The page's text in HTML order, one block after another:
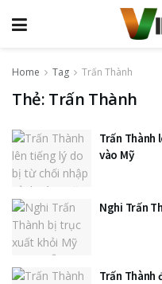
Home Tag Trấn Thành
Thẻ: Trấn Thành
Trấn Thành
vào Mỹ
Nghi Trấn
Trấn Thành